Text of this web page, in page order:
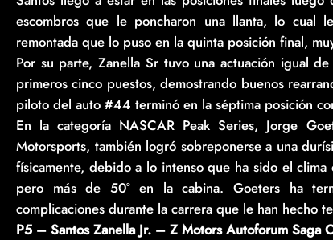
escombros que le poncharon una llanta, lo cual
remontada que lo puso en la quinta posición final,
Por su parte, Zanella Sr tuvo una actuación igual
primeros cinco puestos, demostrando buenos
piloto del auto #44 terminó en la séptima posición
En la categoría NASCAR Peak Series, Jorge
Motorsports, también logró sobreponerse a una
físicamente, debido a lo intenso que ha sido el
pero más de 50° en la cabina. Goeters ha
complicaciones durante la carrera que le han hecho
P5 – Santos Zanella Jr. – Z Motors Autoforum Saga